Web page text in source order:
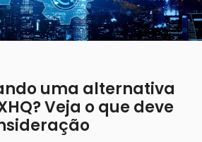
uma alternativa
Veja o que deve